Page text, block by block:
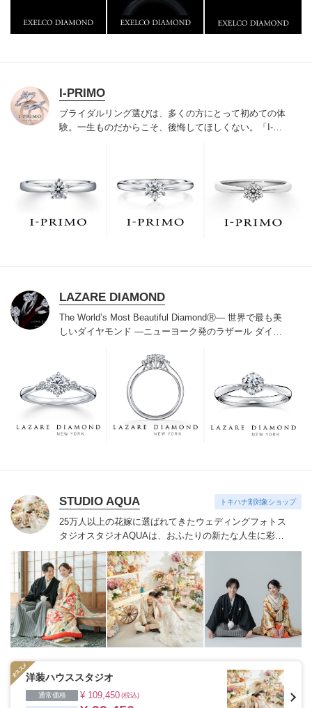
ナ」「保証内容」にこだわっています。
I-PRIMO
ブライダルリング選びは、多くの方にとって初めての体
験。一生ものだからこそ、後悔してほしくない。「I-
でお待ちしております。リング選びの最初の一歩をご一
緒に。まずは、アイプリモへ。
LAZARE DIAMOND
The World’s Most Beautiful DiamondⓇ― 世界で最も美
しいダイヤモンド ―ニューヨーク発のラザール ダイヤ
られ120年を超えた今もなおダイヤモンドの美しい輝き
にこだわり続けています。私たちの願いは、この生涯変
わらないワン＆オンリーの輝きを幸せの象徴として、い
つも、ずっと、身に着けていただくことです。
STUDIO AQUA トキハナ割対象ショップ
25万人以上の花嫁に選ばれてきたウェディングフォトス
タジオスタジオAQUAは、おふたりの新たな人生に彩り
を添える“最高のウェディングフォト”のお手伝いをさせ
ていただきます。1枚の写真のチカラを信じて
洋装ハウススタジオ
通常価格 ¥ 109,450(税込)